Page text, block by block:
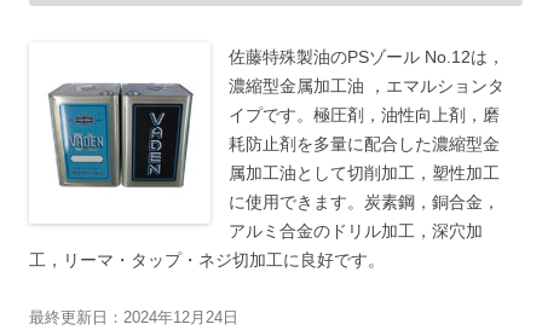
佐藤特殊製油のPSゾール No.12は，
濃縮型金属加工油 ，エマルションタ
イプです。極圧剤，油性向上剤，磨
耗防止剤を多量に配合した濃縮型金
属加工油として切削加工，塑性加工
に使用できます。炭素鋼，銅合金，
アルミ合金のドリル加工，深穴加
工，リーマ・タップ・ネジ切加工に良好です。
最終更新日：2024年12月24日